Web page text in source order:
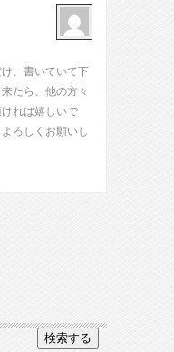
、書いていて下
たら、他の方々
れば嬉しいで
ろしくお願いし
検索する